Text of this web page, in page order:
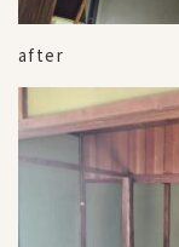
after